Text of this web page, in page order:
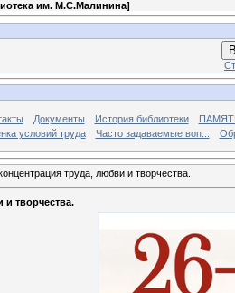
им. М.С.Малинина]
Документы История библиотеки
условий труда Часто задаваемые воп...
труда, любви и творчества.
и творчества.